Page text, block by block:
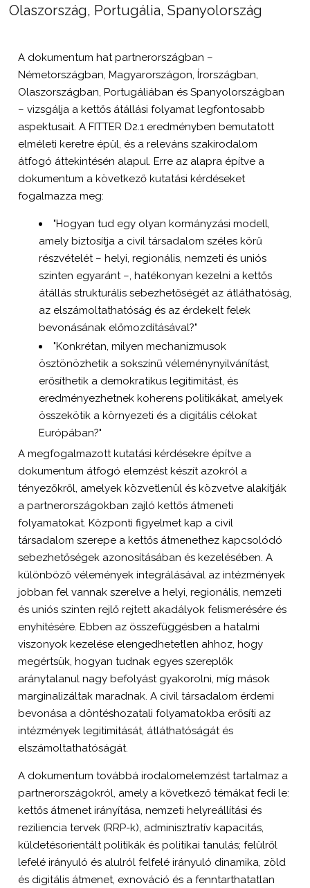
Olaszország, Portugália, Spanyolország
A dokumentum hat partnerországban –
Németországban, Magyarországon, Írországban,
Olaszországban, Portugáliában és Spanyolországban
– vizsgálja a kettős átállási folyamat legfontosabb
aspektusait. A FITTER D2.1 eredményben bemutatott
elméleti keretre épül, és a releváns szakirodalom
átfogó áttekintésén alapul. Erre az alapra építve a
dokumentum a következő kutatási kérdéseket
fogalmazza meg:
"Hogyan tud egy olyan kormányzási modell,
amely biztosítja a civil társadalom széles körű
részvételét – helyi, regionális, nemzeti és uniós
szinten egyaránt –, hatékonyan kezelni a kettős
átállás strukturális sebezhetőségét az átláthatóság,
az elszámoltathatóság és az érdekelt felek
bevonásának előmozdításával?"
"Konkrétan, milyen mechanizmusok
ösztönözhetik a sokszínű véleménynyilvánítást,
erősíthetik a demokratikus legitimitást, és
eredményezhetnek koherens politikákat, amelyek
összekötik a környezeti és a digitális célokat
Európában?"
A megfogalmazott kutatási kérdésekre építve a
dokumentum átfogó elemzést készít azokról a
tényezőkről, amelyek közvetlenül és közvetve alakítják
a partnerországokban zajló kettős átmeneti
folyamatokat. Központi figyelmet kap a civil
társadalom szerepe a kettős átmenethez kapcsolódó
sebezhetőségek azonosításában és kezelésében. A
különböző vélemények integrálásával az intézmények
jobban fel vannak szerelve a helyi, regionális, nemzeti
és uniós szinten rejlő rejtett akadályok felismerésére és
enyhítésére. Ebben az összefüggésben a hatalmi
viszonyok kezelése elengedhetetlen ahhoz, hogy
megértsük, hogyan tudnak egyes szereplők
aránytalanul nagy befolyást gyakorolni, míg mások
marginalizáltak maradnak. A civil társadalom érdemi
bevonása a döntéshozatali folyamatokba erősíti az
intézmények legitimitását, átláthatóságát és
elszámoltathatóságát.
A dokumentum továbbá irodalomelemzést tartalmaz a
partnerországokról, amely a következő témákat fedi le:
kettős átmenet irányítása, nemzeti helyreállítási és
reziliencia tervek (RRP-k), adminisztratív kapacitás,
küldetésorientált politikák és politikai tanulás; felülről
lefelé irányuló és alulról felfelé irányuló dinamika, zöld
és digitális átmenet, exnováció és a fenntarthatatlan